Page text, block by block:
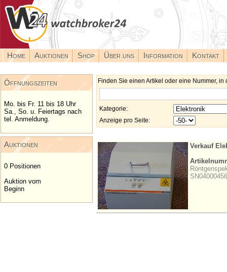
Home Auktionen Shop Über uns Information Kontakt
Öffnungszeiten
Mo. bis Fr. 11 bis 18 Uhr
Sa., So. u. Feiertags nach
tel. Anmeldung.
Auktionen
0 Positionen
Auktion vom
Beginn
Finden Sie einen Artikel oder eine Nummer,
Kategorie:
Anzeige pro Seite:
Verkauf